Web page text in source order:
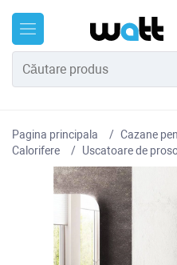
Pagina principala
Cazane
Сalorifere
Uscatoare de